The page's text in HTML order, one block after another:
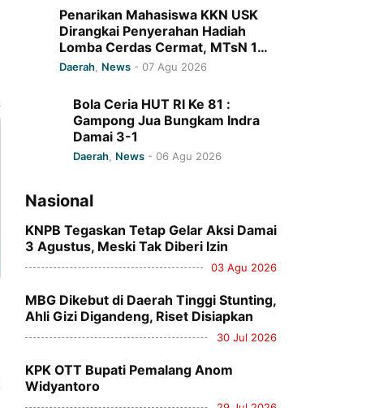
Penarikan Mahasiswa KKN USK
Dirangkai Penyerahan Hadiah
Lomba Cerdas Cermat, MTsN 1
Pidie Jaya Raih Juara I
Daerah, News- 07 Agu 2026
Bola Ceria HUT RI Ke 81 :
Gampong Jua Bungkam Indra
Damai 3-1
Daerah News -06 Agu 2026
Nasional
KNPB Tegaskan Tetap Gelar Aksi Damai
3 Agustus, Meski Tak Diberi Izin
03 Agu 2026
MBG Dikebut di Daerah Tinggi Stunting,
Ahli Gizi Digandeng, Riset Disiapkan
30 Jul 2026
KPK OTT Bupati Pemalang Anom
Widyantoro